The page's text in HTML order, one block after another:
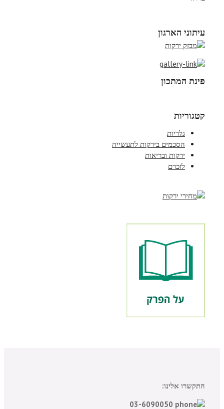
עיתוני הארגון
פינת המתכון
קטגוריות
גלריות
הסכמים בירקות לתעשייה
ירקות ובריאות
לזכרם
התקשרו אלינו: